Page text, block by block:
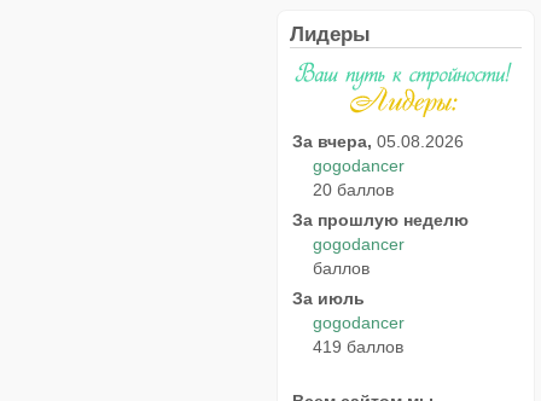
Лидеры
За вчера, 05.08.2026
gogodancer
20 баллов
За прошлую неделю
gogodancer
баллов
За июль
gogodancer
419 баллов